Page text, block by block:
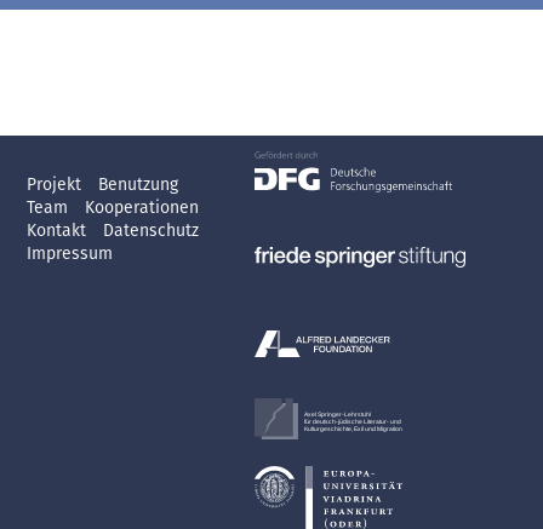
Projekt
Benutzung
Team
Kooperationen
Kontakt
Datenschutz
Impressum
Axel Springer-Lehrstuhl
für deutsch-jüdische Literatur- und
Kulturgeschichte, Exil und Migration